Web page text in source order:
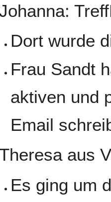
Dort wurde
Frau Sandt
aktiven und
Email
aus
Es ging um